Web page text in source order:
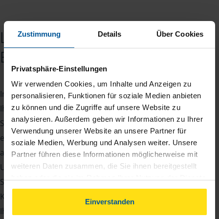
Zustimmung Details Über Cookies
Privatsphäre-Einstellungen
Wir verwenden Cookies, um Inhalte und Anzeigen zu
personalisieren, Funktionen für soziale Medien anbieten
zu können und die Zugriffe auf unsere Website zu
analysieren. Außerdem geben wir Informationen zu Ihrer
Verwendung unserer Website an unsere Partner für
soziale Medien, Werbung und Analysen weiter. Unsere
Partner führen diese Informationen möglicherweise mit
weiteren Daten zusammen, die Sie ihnen bereitgestellt
gesammelt haben. Indem Sie auf Einverstanden klicken,
können Sie der Verwendung von Cookies, gemäß
unserer
Einverstanden
Lohnsteuerhilfevereine in
Buchholz
In Buchholz sind wir von der VLH stolz darauf,
Ihnen einen umfassenden Service rund um Ihre
Steuererklärung zu bieten. Unser Team aus
erfahrenen VLH-Beratern und Beraterinnenn
arbeitet daran, Ihnen die bestmögliche
Unterstützung zu bieten, sei es bei der
Steuererklärung, der Steuerklassenwahl oder der
Kommunikation mit dem Finanzamt. Während wir
Ihre Steuern regeln, können Sie die